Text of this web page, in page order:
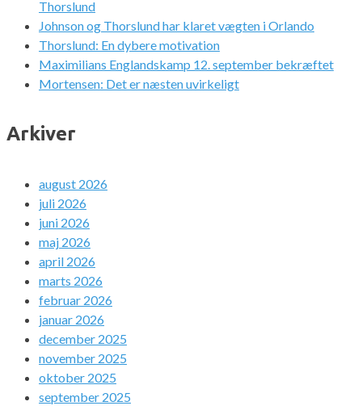
Thorslund
Johnson og Thorslund har klaret vægten i Orlando
Thorslund: En dybere motivation
Maximilians Englandskamp 12. september bekræftet
Mortensen: Det er næsten uvirkeligt
Arkiver
august 2026
juli 2026
juni 2026
maj 2026
april 2026
marts 2026
februar 2026
januar 2026
december 2025
november 2025
oktober 2025
september 2025